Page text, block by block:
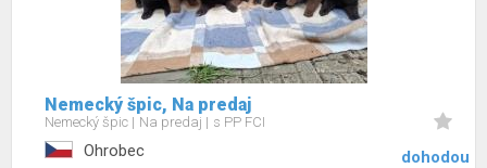
Nemecký špic, Na predaj
Nemecký špic Na predaj s PP FCI
Ohrobec dohodou